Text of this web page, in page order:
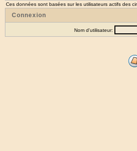
Ces données sont basées sur les utilisateurs actifs des
Connexion
Nom d'utilisateur: